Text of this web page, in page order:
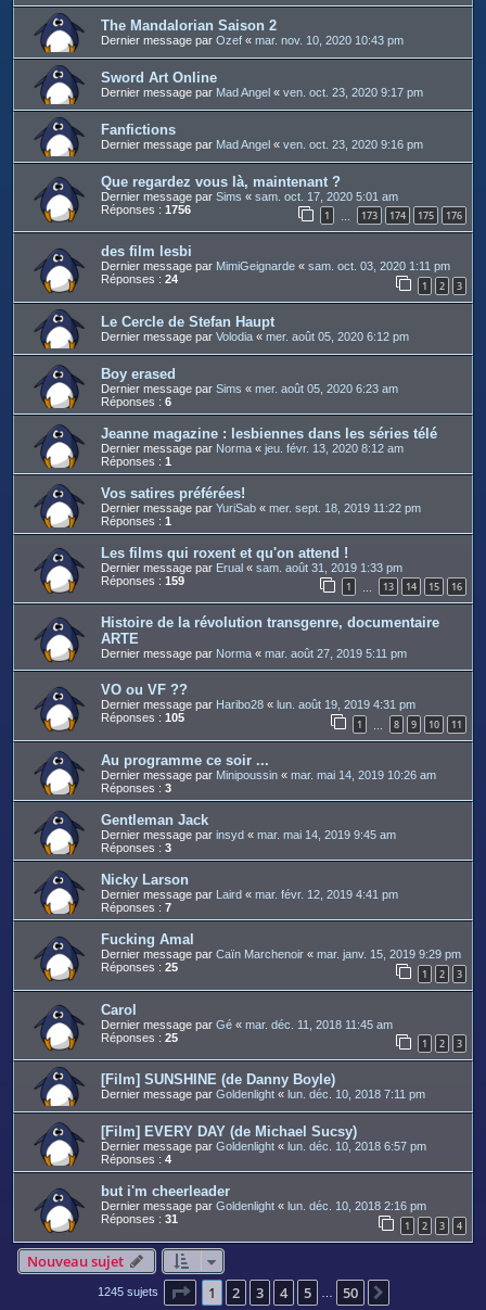
The Mandalorian Saison 2
Dernier message par Ozef « mar. nov. 10, 2020 10:43 pm
Sword Art Online
Dernier message par Mad Angel « ven. oct. 23, 2020 9:17 pm
Fanfictions
Dernier message par Mad Angel « ven. oct. 23, 2020 9:16 pm
Que regardez vous là, maintenant ?
Dernier message par Sims « sam. oct. 17, 2020 5:01 am
Réponses : 1756 1 173 174 175 176
des film lesbi
Dernier message par MimiGeignarde « sam. oct. 03, 2020 1:11 pm
Réponses : 24 1 2 3
Le Cercle de Stefan Haupt
Dernier message par Volodia « mer. août 05, 2020 6:12 pm
Boy erased
Dernier message par Sims « mer. août 05, 2020 6:23 am
Réponses : 6
Jeanne magazine : lesbiennes dans les séries télé
Dernier message par Norma « jeu. févr. 13, 2020 8:12 am
Réponses : 1
Vos satires préférées!
Dernier message par YuriSab « mer. sept. 18, 2019 11:22 pm
Réponses : 1
Les films qui roxent et qu'on attend !
Dernier message par Erual « sam. août 31, 2019 1:33 pm
Réponses : 159 1 13 14 15 16
Histoire de la révolution transgenre, documentaire
ARTE
Dernier message par Norma « mar. août 27, 2019 5:11 pm
VO ou VF ??
Dernier message par Haribo28 « lun. août 19, 2019 4:31 pm
Réponses : 105 1 8 9 10 11
Au programme ce soir ...
Dernier message par Minipoussin « mar. mai 14, 2019 10:26 am
Réponses : 3
Gentleman Jack
Dernier message par insyd « mar. mai 14, 2019 9:45 am
Réponses : 3
Nicky Larson
Dernier message par Laird « mar. févr. 12, 2019 4:41 pm
Réponses : 7
Fucking Amal
Dernier message par Caïn Marchenoir « mar. janv. 15, 2019 9:29 pm
Réponses : 25 1 2 3
Carol
Dernier message par Gé « mar. déc. 11, 2018 11:45 am
Réponses : 25 1 2 3
[Film] SUNSHINE (de Danny Boyle)
Dernier message par Goldenlight « lun. déc. 10, 2018 7:11 pm
[Film] EVERY DAY (de Michael Sucsy)
Dernier message par Goldenlight « lun. déc. 10, 2018 6:57 pm
Réponses : 4
but i'm cheerleader
Dernier message par Goldenlight « lun. déc. 10, 2018 2:16 pm
Réponses : 31 1 2 3 4
Nouveau sujet
1245 sujets Page 1sur50
1 2 3 4 5 50